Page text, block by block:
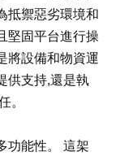
抵禦惡劣環境和
堅固平台進行操
將設備和物資運
供支持,還是執
。
功能性。 這架